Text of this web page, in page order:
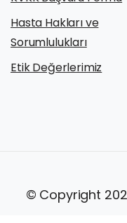
Hasta Hakları ve
Sorumlulukları
Etik Değerlerimiz
© Copyright